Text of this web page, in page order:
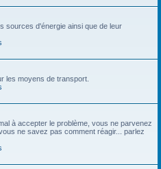
sources d'énergie ainsi que de leur
les moyens de transport.
à accepter le problème, vous ne parvenez
ne savez pas comment réagir... parlez